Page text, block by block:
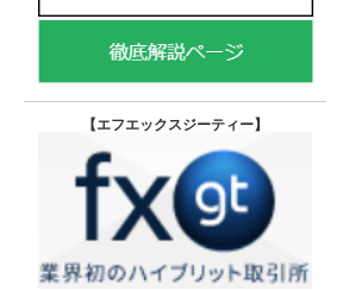
【エフエックスジーティー】